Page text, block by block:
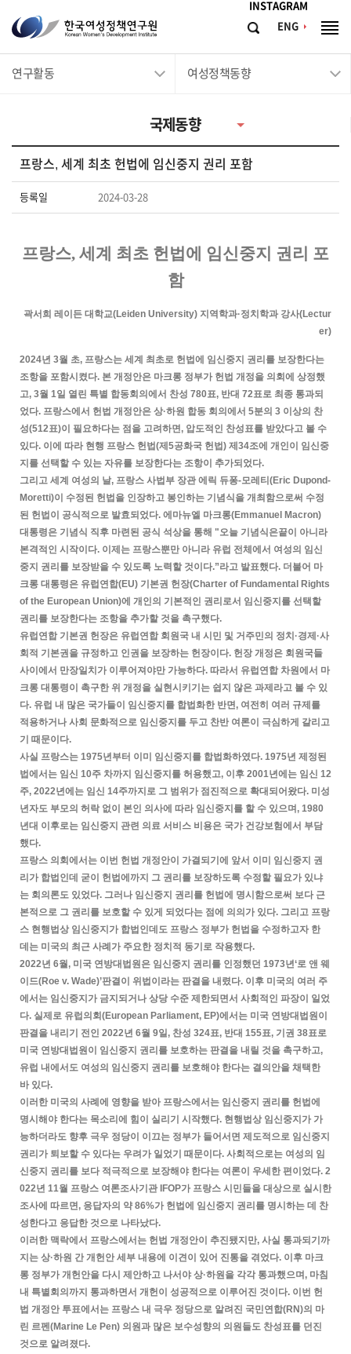
INSTAGRAM
ENG
한
국
여
연
구
원
Women's
검
체
연구활동 여성정책동향
국제동향
프랑스, 세계 최초 헌법에 임신중지 권리 포함
등록일 2024-03-28
프랑스, 세계 최초 헌법에 임신중지 권리 포
함
곽서희 레이든 대학교(Leiden University) 지역학과·정치학과 강사(Lectur
er)
2024년 3월 초, 프랑스는 세계 최초로 헌법에 임신중지 권리를 보장한다는
조항을 포함시켰다. 본 개정안은 마크롱 정부가 헌법 개정을 의회에 상정했
고, 3월 1일 열린 특별 합동회의에서 찬성 780표, 반대 72표로 최종 통과되
었다. 프랑스에서 헌법 개정안은 상·하원 합동 회의에서 5분의 3 이상의 찬
성(512표)이 필요하다는 점을 고려하면, 압도적인 찬성표를 받았다고 볼 수
있다. 이에 따라 현행 프랑스 헌법(제5공화국 헌법) 제34조에 개인이 임신중
지를 선택할 수 있는 자유를 보장한다는 조항이 추가되었다.
그리고 세계 여성의 날, 프랑스 사법부 장관 에릭 듀퐁-모레티(Eric Dupond-
Moretti)이 수정된 헌법을 인장하고 봉인하는 기념식을 개최함으로써 수정
된 헌법이 공식적으로 발효되었다. 에마뉴엘 마크롱(Emmanuel Macron)
대통령은 기념식 직후 마련된 공식 석상을 통해 "오늘 기념식은끝이 아니라
본격적인 시작이다. 이제는 프랑스뿐만 아니라 유럽 전체에서 여성의 임신
중지 권리를 보장받을 수 있도록 노력할 것이다.”라고 발표했다. 더불어 마
크롱 대통령은 유럽연합(EU) 기본권 헌장(Charter of Fundamental Rights
of the European Union)에 개인의 기본적인 권리로서 임신중지를 선택할
권리를 보장한다는 조항을 추가할 것을 촉구했다.
유럽연합 기본권 헌장은 유럽연합 회원국 내 시민 및 거주민의 정치·경제·사
회적 기본권을 규정하고 인권을 보장하는 헌장이다. 헌장 개정은 회원국들
사이에서 만장일치가 이루어져야만 가능하다. 따라서 유럽연합 차원에서 마
크롱 대통령이 촉구한 위 개정을 실현시키기는 쉽지 않은 과제라고 볼 수 있
다. 유럽 내 많은 국가들이 임신중지를 합법화한 반면, 여전히 여러 규제를
적용하거나 사회 문화적으로 임신중지를 두고 찬반 여론이 극심하게 갈리고
기 때문이다.
사실 프랑스는 1975년부터 이미 임신중지를 합법화하였다. 1975년 제정된
법에서는 임신 10주 차까지 임신중지를 허용했고, 이후 2001년에는 임신 12
주, 2022년에는 임신 14주까지로 그 범위가 점진적으로 확대되어왔다. 미성
년자도 부모의 허락 없이 본인 의사에 따라 임신중지를 할 수 있으며, 1980
년대 이후로는 임신중지 관련 의료 서비스 비용은 국가 건강보험에서 부담
했다.
프랑스 의회에서는 이번 헌법 개정안이 가결되기에 앞서 이미 임신중지 권
리가 합법인데 굳이 헌법에까지 그 권리를 보장하도록 수정할 필요가 있냐
는 회의론도 있었다. 그러나 임신중지 권리를 헌법에 명시함으로써 보다 근
본적으로 그 권리를 보호할 수 있게 되었다는 점에 의의가 있다. 그리고 프랑
스 현행법상 임신중지가 합법인데도 프랑스 정부가 헌법을 수정하고자 한
데는 미국의 최근 사례가 주요한 정치적 동기로 작용했다.
2022년 6월, 미국 연방대법원은 임신중지 권리를 인정했던 1973년‘로 앤 웨
이드(Roe v. Wade)’판결이 위법이라는 판결을 내렸다. 이후 미국의 여러 주
에서는 임신중지가 금지되거나 상당 수준 제한되면서 사회적인 파장이 일었
다. 실제로 유럽의회(European Parliament, EP)에서는 미국 연방대법원이
판결을 내리기 전인 2022년 6월 9일, 찬성 324표, 반대 155표, 기권 38표로
미국 연방대법원이 임신중지 권리를 보호하는 판결을 내릴 것을 촉구하고,
유럽 내에서도 여성의 임신중지 권리를 보호해야 한다는 결의안을 채택한
바 있다.
이러한 미국의 사례에 영향을 받아 프랑스에서는 임신중지 권리를 헌법에
명시해야 한다는 목소리에 힘이 실리기 시작했다. 현행법상 임신중지가 가
능하더라도 향후 극우 정당이 이끄는 정부가 들어서면 제도적으로 임신중지
권리가 퇴보할 수 있다는 우려가 일었기 때문이다. 사회적으로는 여성의 임
신중지 권리를 보다 적극적으로 보장해야 한다는 여론이 우세한 편이었다. 2
022년 11월 프랑스 여론조사기관 IFOP가 프랑스 시민들을 대상으로 실시한
조사에 따르면, 응답자의 약 86%가 헌법에 임신중지 권리를 명시하는 데 찬
성한다고 응답한 것으로 나타났다.
이러한 맥락에서 프랑스에서는 헌법 개정안이 추진됐지만, 사실 통과되기까
지는 상·하원 간 개헌안 세부 내용에 이견이 있어 진통을 겪었다. 이후 마크
롱 정부가 개헌안을 다시 제안하고 나서야 상·하원을 각각 통과했으며, 마침
내 특별회의까지 통과하면서 개헌이 성공적으로 이루어진 것이다. 이번 헌
법 개정안 투표에서는 프랑스 내 극우 정당으로 알려진 국민연합(RN)의 마
린 르펜(Marine Le Pen) 의원과 많은 보수성향의 의원들도 찬성표를 던진
것으로 알려졌다.